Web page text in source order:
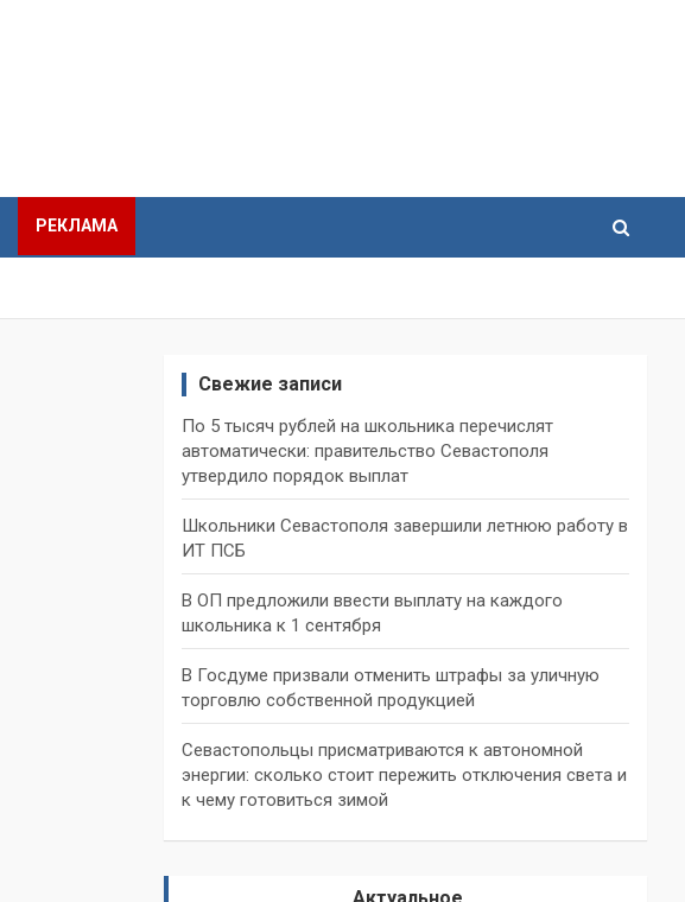
РЕКЛАМА
Свежие записи
По 5 тысяч рублей на школьника перечислят
автоматически: правительство Севастополя
утвердило порядок выплат
Школьники Севастополя завершили летнюю работу в
ИТ ПСБ
В ОП предложили ввести выплату на каждого
школьника к 1 сентября
В Госдуме призвали отменить штрафы за уличную
торговлю собственной продукцией
Севастопольцы присматриваются к автономной
энергии: сколько стоит пережить отключения света и
к чему готовиться зимой